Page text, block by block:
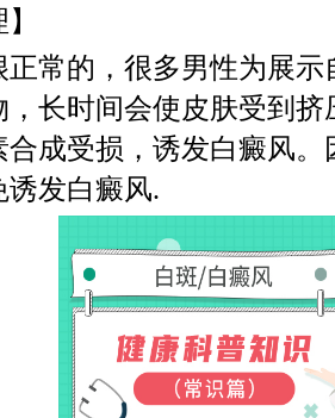
正常的，很多男性为展
，长时间会使皮肤受到
合成受损，诱发白癜风
诱发白癜风.